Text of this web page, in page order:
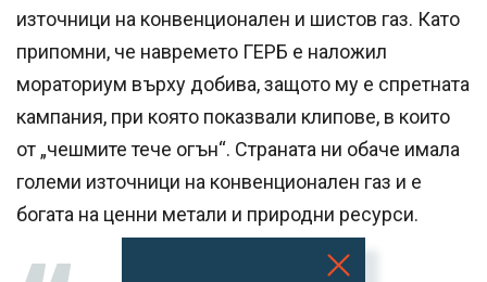
източници на конвенционален и шистов газ. Като
припомни, че навремето ГЕРБ е наложил
мораториум върху добива, защото му е спретната
кампания, при която показвали клипове, в които
от „чешмите тече огън“. Страната ни обаче имала
големи източници на конвенционален газ и е
богата на ценни метали и природни ресурси.